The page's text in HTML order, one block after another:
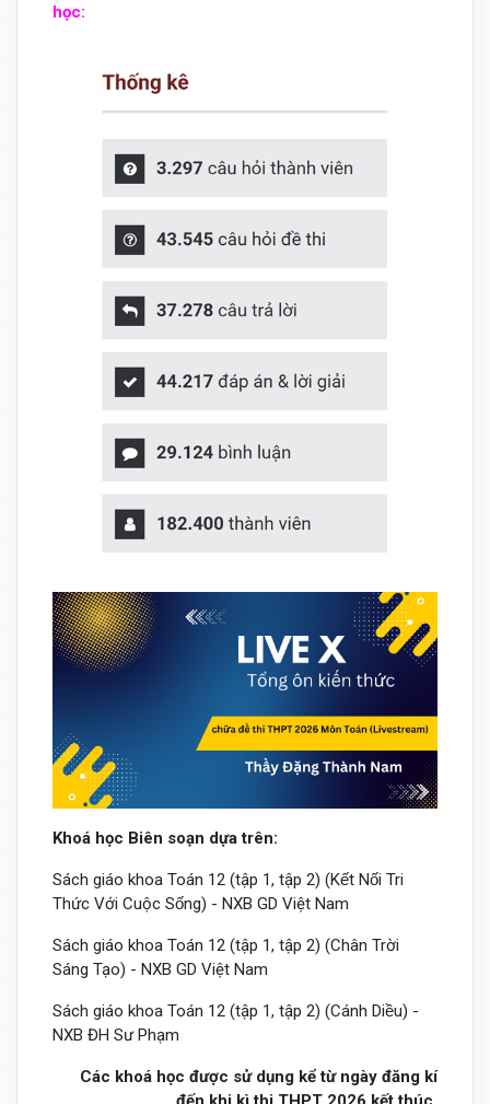
học:
Khoá học Biên soạn dựa trên:
Sách giáo khoa Toán 12 (tập 1, tập 2) (Kết Nối Tri
Thức Với Cuộc Sống) - NXB GD Việt Nam
Sách giáo khoa Toán 12 (tập 1, tập 2) (Chân Trời
Sáng Tạo) - NXB GD Việt Nam
Sách giáo khoa Toán 12 (tập 1, tập 2) (Cánh Diều) -
NXB ĐH Sư Phạm
Các khoá học được sử dụng kể từ ngày đăng kí